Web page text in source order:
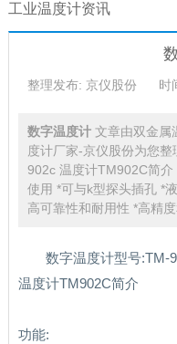
工业温度计资讯
整理发布: 京仪股份 时
数字温度计 文章由双金属
度计厂家-京仪股份为您
902c 温度计TM902C简
使用 *可与k型探头插孔 *
高可靠性和耐用性 *高精
数字温度计型号:TM-
温度计TM902C简介
功能: